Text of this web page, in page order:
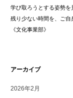
学び取ろうとする姿勢を
残り少ない時間を、ご自
《文化事業部》
アーカイブ
2026年2月